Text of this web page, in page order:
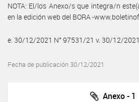
NOTA: El/los Anexo/s que integra/n
en la edición web del BORA -
e. 30/12/2021 N° 97531/21 v. 30/12/2021
Fecha de publicación 30/12/2021
Anexo - 1